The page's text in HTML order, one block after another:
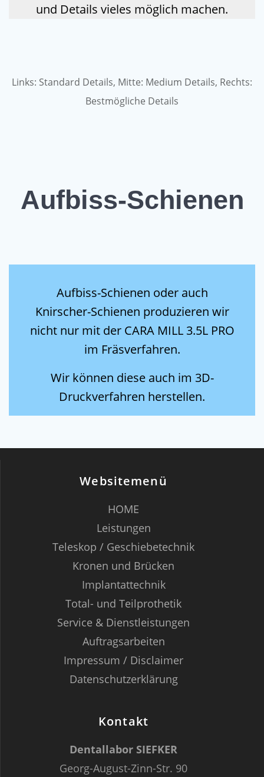
und Details vieles möglich machen.
Links: Standard Details, Mitte: Medium Details, Rechts:
Bestmögliche Details
Aufbiss-Schienen
Aufbiss-Schienen oder auch
Knirscher-Schienen produzieren wir
nicht nur mit der CARA MILL 3.5L PRO
im Fräsverfahren.
Wir können diese auch im 3D-
Druckverfahren herstellen.
Websitemenü
HOME
Leistungen
Teleskop / Geschiebetechnik
Kronen und Brücken
Implantattechnik
Total- und Teilprothetik
Service & Dienstleistungen
Auftragsarbeiten
Impressum / Disclaimer
Datenschutzerklärung
Kontakt
Dentallabor SIEFKER
Georg-August-Zinn-Str. 90